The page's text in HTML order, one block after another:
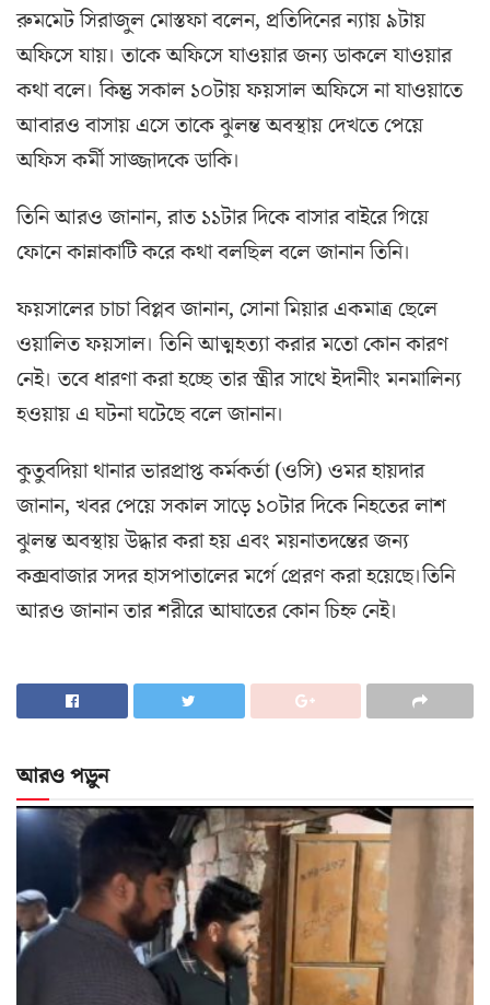
রুমমেট সিরাজুল মোস্তফা বলেন, প্রতিদিনের ন্যায় ৯টায়
অফিসে যায়। তাকে অফিসে যাওয়ার জন্য ডাকলে যাওয়ার
কথা বলে। কিন্তু সকাল ১০টায় ফয়সাল অফিসে না যাওয়াতে
আবারও বাসায় এসে তাকে ঝুলন্ত অবস্থায় দেখতে পেয়ে
অফিস কর্মী সাজ্জাদকে ডাকি।
তিনি আরও জানান, রাত ১১টার দিকে বাসার বাইরে গিয়ে
ফোনে কান্নাকাটি করে কথা বলছিল বলে জানান তিনি।
ফয়সালের চাচা বিপ্লব জানান, সোনা মিয়ার একমাত্র ছেলে
ওয়ালিত ফয়সাল। তিনি আত্মহত্যা করার মতো কোন কারণ
নেই। তবে ধারণা করা হচ্ছে তার স্ত্রীর সাথে ইদানীং মনমালিন্য
হওয়ায় এ ঘটনা ঘটেছে বলে জানান।
কুতুবদিয়া থানার ভারপ্রাপ্ত কর্মকর্তা (ওসি) ওমর হায়দার
জানান, খবর পেয়ে সকাল সাড়ে ১০টার দিকে নিহতের লাশ
ঝুলন্ত অবস্থায় উদ্ধার করা হয় এবং ময়নাতদন্তের জন্য
কক্সবাজার সদর হাসপাতালের মর্গে প্রেরণ করা হয়েছে।তিনি
আরও জানান তার শরীরে আঘাতের কোন চিহ্ন নেই।
আরও পড়ুন